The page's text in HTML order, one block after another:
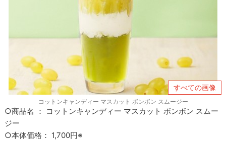
すべての画像
コットンキャンディー マスカット ボンボン スムージー
○商品名 ： コットンキャンディー マスカット ボンボン スムー
ジー
○本体価格： 1,700円※